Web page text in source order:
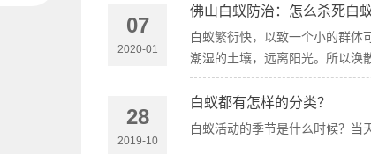
07
2020-01
佛山白蚁防治：怎么杀死白蚁
白蚁繁衍快，以致一个小的群体
潮湿的土壤，远离阳光。所以涣
28
2019-10
白蚁都有怎样的分类？
白蚁活动的季节是什么时候？当